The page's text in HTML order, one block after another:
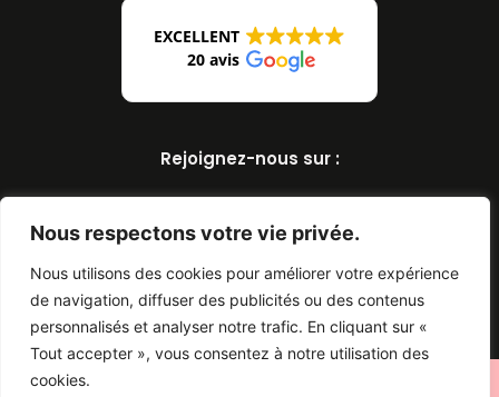
Nous respectons votre vie privée.
Nous utilisons des cookies pour améliorer votre expérience
de navigation, diffuser des publicités ou des contenus
personnalisés et analyser notre trafic. En cliquant sur «
Tout accepter », vous consentez à notre utilisation des
cookies.
EXCELLENT
20 avis
Rejoignez-nous sur :
Maisons Inovia |